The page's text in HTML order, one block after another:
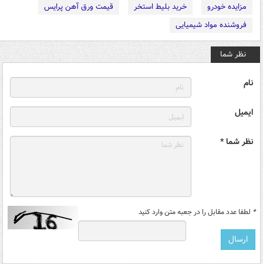
مزایده خودرو
خرید بلیط استخر
قیمت ورق آهن پرایس
فروشنده مواد شیمیایی
نظر شما
نام
ایمیل
نظر شما *
* لطفا عدد مقابل را در جعبه متن وارد کنید